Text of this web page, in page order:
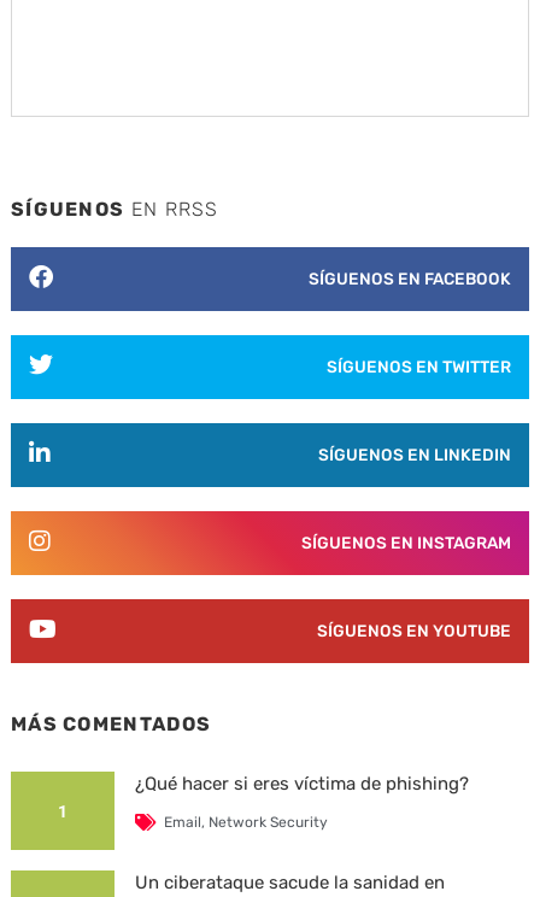
SÍGUENOS EN RRSS
SÍGUENOS EN FACEBOOK
SÍGUENOS EN TWITTER
SÍGUENOS EN LINKEDIN
SÍGUENOS EN INSTAGRAM
SÍGUENOS EN YOUTUBE
MÁS COMENTADOS
1
¿Qué hacer si eres víctima de phishing?
Email, Network Security
Un ciberataque sacude la sanidad en